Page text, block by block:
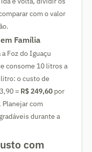
com o valor
Família
Foz do Iguaçu
consome 10 litros a
o custo de
= R$ 249,60 por
Planejar com
durante a
com